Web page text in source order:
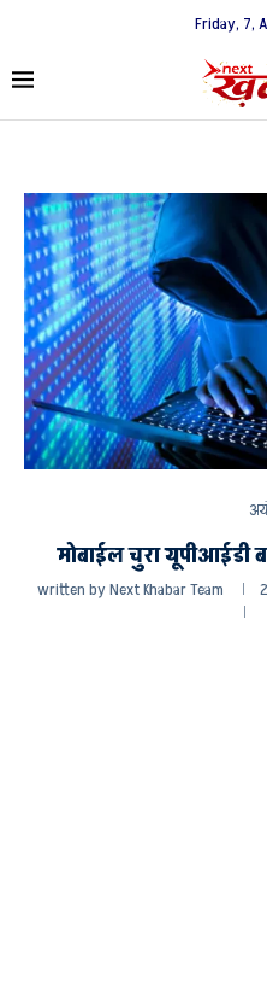
Friday, 7,
मोबाईल चुरा यूपीआईडी
written byNext Khabar Team